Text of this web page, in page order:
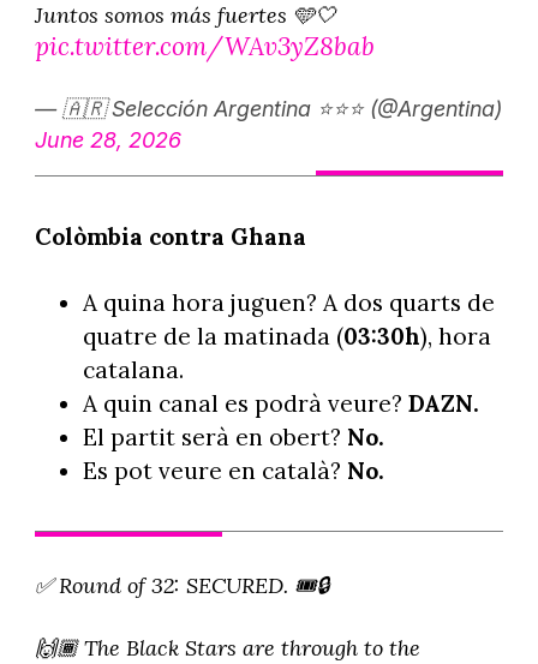
Juntos somos más fuertes 🩵🤍
pic.twitter.com/WAv3yZ8bab
— 🇦🇷 Selección Argentina ⭐⭐⭐ (@Argentina)
June 28, 2026
Colòmbia contra Ghana
A quina hora juguen? A dos quarts de
quatre de la matinada (03:30h), hora
catalana.
A quin canal es podrà veure? DAZN.
El partit serà en obert? No.
Es pot veure en català? No.
✅ Round of 32: SECURED. 🎟️🔒
🙌🏾 The Black Stars are through to the